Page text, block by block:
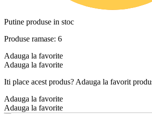
Putine produse in stoc
Produse ramase: 6
Adauga la favorite
Adauga la favorite
Iti place acest produs? Adauga la favorit
Adauga la favorite
Adauga la favorite